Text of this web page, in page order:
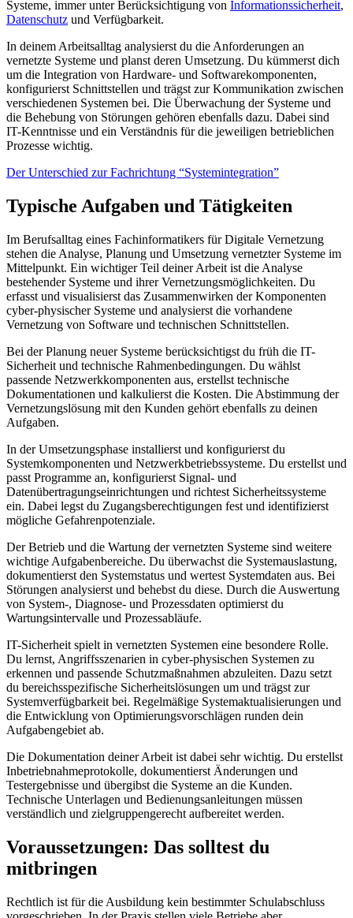
Systeme, immer unter Berücksichtigung von Informationssicherheit,
Datenschutz und Verfügbarkeit.
In deinem Arbeitsalltag analysierst du die Anforderungen an
vernetzte Systeme und planst deren Umsetzung. Du kümmerst dich
um die Integration von Hardware- und Softwarekomponenten,
konfigurierst Schnittstellen und trägst zur Kommunikation zwischen
verschiedenen Systemen bei. Die Überwachung der Systeme und
die Behebung von Störungen gehören ebenfalls dazu. Dabei sind
IT-Kenntnisse und ein Verständnis für die jeweiligen betrieblichen
Prozesse wichtig.
Der Unterschied zur Fachrichtung “Systemintegration”
Typische Aufgaben und Tätigkeiten
Im Berufsalltag eines Fachinformatikers für Digitale Vernetzung
stehen die Analyse, Planung und Umsetzung vernetzter Systeme im
Mittelpunkt. Ein wichtiger Teil deiner Arbeit ist die Analyse
bestehender Systeme und ihrer Vernetzungsmöglichkeiten. Du
erfasst und visualisierst das Zusammenwirken der Komponenten
cyber-physischer Systeme und analysierst die vorhandene
Vernetzung von Software und technischen Schnittstellen.
Bei der Planung neuer Systeme berücksichtigst du früh die IT-
Sicherheit und technische Rahmenbedingungen. Du wählst
passende Netzwerkkomponenten aus, erstellst technische
Dokumentationen und kalkulierst die Kosten. Die Abstimmung der
Vernetzungslösung mit den Kunden gehört ebenfalls zu deinen
Aufgaben.
In der Umsetzungsphase installierst und konfigurierst du
Systemkomponenten und Netzwerkbetriebssysteme. Du erstellst und
passt Programme an, konfigurierst Signal- und
Datenübertragungseinrichtungen und richtest Sicherheitssysteme
ein. Dabei legst du Zugangsberechtigungen fest und identifizierst
mögliche Gefahrenpotenziale.
Der Betrieb und die Wartung der vernetzten Systeme sind weitere
wichtige Aufgabenbereiche. Du überwachst die Systemauslastung,
dokumentierst den Systemstatus und wertest Systemdaten aus. Bei
Störungen analysierst und behebst du diese. Durch die Auswertung
von System-, Diagnose- und Prozessdaten optimierst du
Wartungsintervalle und Prozessabläufe.
IT-Sicherheit spielt in vernetzten Systemen eine besondere Rolle.
Du lernst, Angriffsszenarien in cyber-physischen Systemen zu
erkennen und passende Schutzmaßnahmen abzuleiten. Dazu setzt
du bereichsspezifische Sicherheitslösungen um und trägst zur
Systemverfügbarkeit bei. Regelmäßige Systemaktualisierungen und
die Entwicklung von Optimierungsvorschlägen runden dein
Aufgabengebiet ab.
Die Dokumentation deiner Arbeit ist dabei sehr wichtig. Du erstellst
Inbetriebnahmeprotokolle, dokumentierst Änderungen und
Testergebnisse und übergibst die Systeme an die Kunden.
Technische Unterlagen und Bedienungsanleitungen müssen
verständlich und zielgruppengerecht aufbereitet werden.
Voraussetzungen: Das solltest du
mitbringen
Rechtlich ist für die Ausbildung kein bestimmter Schulabschluss